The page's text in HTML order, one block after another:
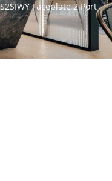
Faceplate 2 Port